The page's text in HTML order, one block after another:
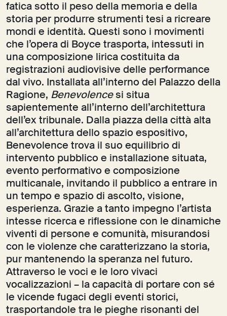
fatica sotto il peso della memoria e della
storia per produrre strumenti tesi a ricreare
mondi e identità. Questi sono i movimenti
che l’opera di Boyce trasporta, intessuti in
una composizione lirica costituita da
registrazioni audiovisive delle performance
dal vivo. Installata all’interno del Palazzo della
Ragione, Benevolence si situa
sapientemente all’interno dell’architettura
dell’ex tribunale. Dalla piazza della città alta
all’architettura dello spazio espositivo,
Benevolence trova il suo equilibrio di
intervento pubblico e installazione situata,
evento performativo e composizione
multicanale, invitando il pubblico a entrare in
un tempo e spazio di ascolto, visione,
esperienza. Grazie a tanto impegno l’artista
intesse ricerca e riflessione con le dinamiche
viventi di persone e comunità, misurandosi
con le violenze che caratterizzano la storia,
pur mantenendo la speranza nel futuro.
Attraverso le voci e le loro vivaci
vocalizzazioni – la capacità di portare con sé
le vicende fugaci degli eventi storici,
trasportandole tra le pieghe risonanti del